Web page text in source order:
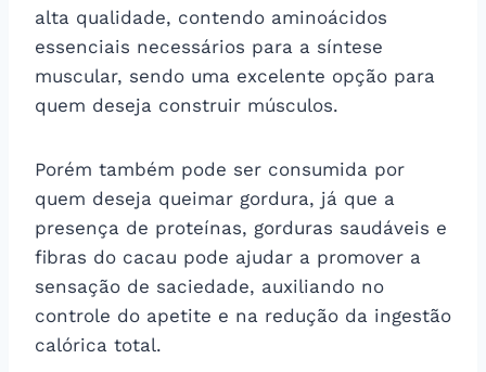
alta qualidade, contendo aminoácidos
essenciais necessários para a síntese
muscular, sendo uma excelente opção para
quem deseja construir músculos.
Porém também pode ser consumida por
quem deseja queimar gordura, já que a
presença de proteínas, gorduras saudáveis e
fibras do cacau pode ajudar a promover a
sensação de saciedade, auxiliando no
controle do apetite e na redução da ingestão
calórica total.